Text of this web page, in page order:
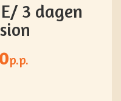
3 dagen
p.p.